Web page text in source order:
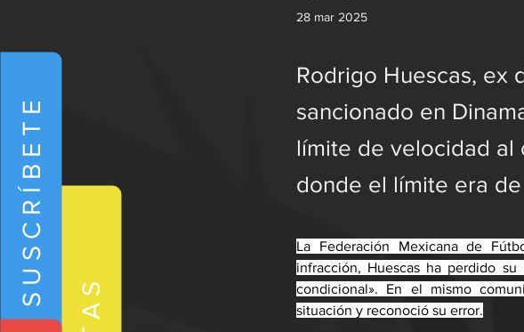
SUSCRÍBETE
28 mar 2025
Rodrigo Huescas, ex
sancionado en
límite de velocidad al
donde el límite era
La Federación Mexicana de
infracción, Huescas ha perdido
condicional». En el mismo
situación y reconoció su error.